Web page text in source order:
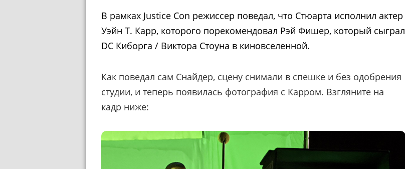
В рамках Justice Con режиссер поведал, что Стюарта исполнил актер
Уэйн Т. Карр, которого порекомендовал Рэй Фишер, который сыграл
DC Киборга / Виктора Стоуна в киновселенной.
Как поведал сам Снайдер, сцену снимали в спешке и без одобрения
студии, и теперь появилась фотография с Карром. Взгляните на
кадр ниже: